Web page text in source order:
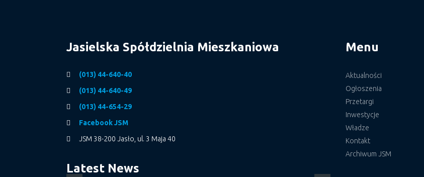
Jasielska Spółdzielnia Mieszkaniowa
(013) 44-640-40
(013) 44-640-49
(013) 44-654-29
Facebook JSM
JSM 38-200 Jasło, ul. 3 Maja 40
Latest News
Menu
Aktualności
Ogłoszenia
Przetargi
Inwestycje
Władze
Kontakt
Archiwum JSM